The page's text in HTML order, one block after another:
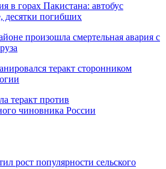
в горах Пакистана: автобус
десятки погибших
произошла смертельная авария с
теракт сторонником
теракт против
чиновника России
рост популярности сельского